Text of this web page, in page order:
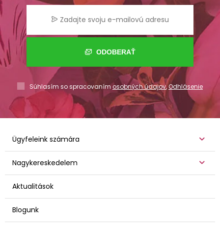
ODOBERAŤ
Súhlasím so spracovaním osobných údajov,Odhlásenie
Ügyfeleink számára
Nagykereskedelem
Aktualitások
Blogunk